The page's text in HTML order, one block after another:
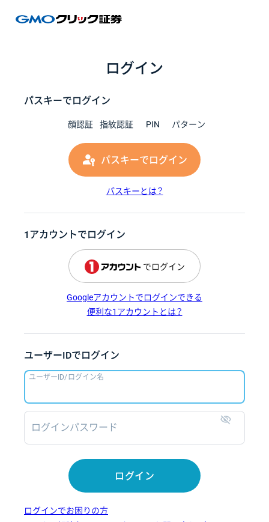
ログイン
パスキーでログイン
顔認証 指紋認証 PIN パターン
パスキーでログイン
パスキーとは？
1アカウントでログイン
でログイン
Googleアカウントでログインできる
便利な1アカウントとは？
ユーザーIDでログイン
ユーザーID/ログイン名
ログインパスワード
ログイン
ログインでお困りの方